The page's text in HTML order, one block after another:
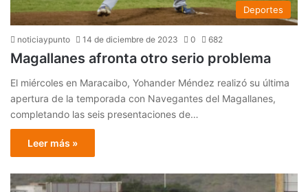
Deportes
noticiaypunto 14 de diciembre de 2023 0 682
Magallanes afronta otro serio problema
El miércoles en Maracaibo, Yohander Méndez realizó su última
apertura de la temporada con Navegantes del Magallanes,
completando las seis presentaciones de…
Leer más »